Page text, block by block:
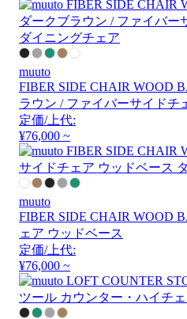
muuto
FIBER SIDE CHAIR WOOD
ラウン / ファイバーサイドチ
定価/上代:
¥76,000 ~
muuto
FIBER SIDE CHAIR WOOD
ェア ウッドベース
定価/上代:
¥76,000 ~